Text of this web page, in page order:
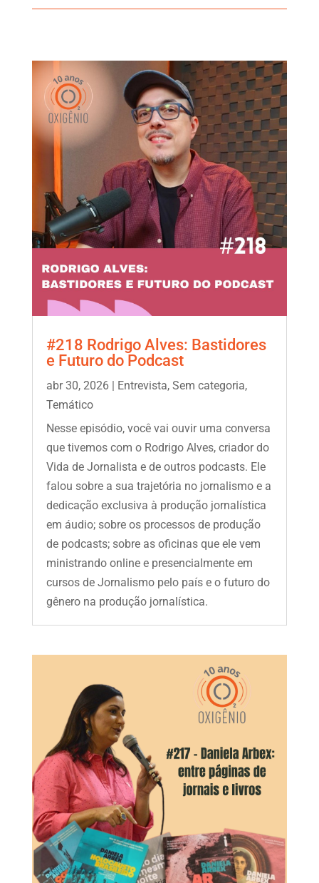
#218 Rodrigo Alves: Bastidores
e Futuro do Podcast
abr 30, 2026| Entrevista, Sem categoria,
Temático
Nesse episódio, você vai ouvir uma conversa
que tivemos com o Rodrigo Alves, criador do
Vida de Jornalista e de outros podcasts. Ele
falou sobre a sua trajetória no jornalismo e a
dedicação exclusiva à produção jornalística
em áudio; sobre os processos de produção
de podcasts; sobre as oficinas que ele vem
ministrando online e presencialmente em
cursos de Jornalismo pelo país e o futuro do
gênero na produção jornalística.